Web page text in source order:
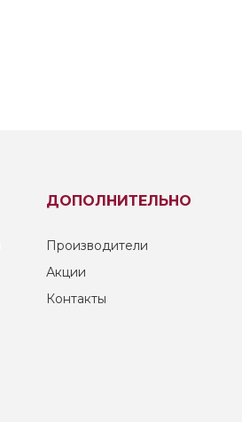
ДОПОЛНИТЕЛЬНО
Производители
Акции
Контакты